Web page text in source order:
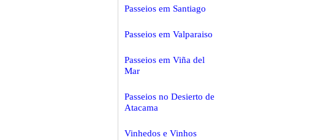
Passeios em Santiago
Passeios em Valparaiso
Passeios em Viña del
Mar
Passeios no Desierto de
Atacama
Vinhedos e Vinhos